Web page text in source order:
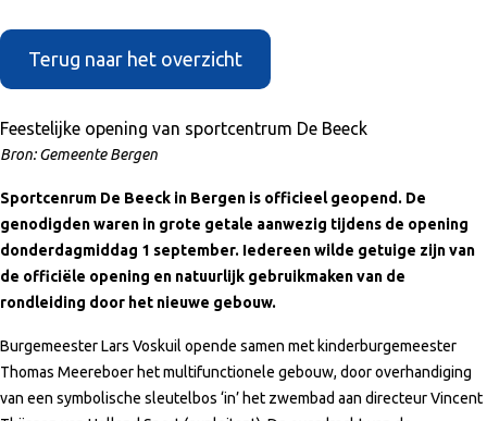
Terug naar het overzicht
Feestelijke opening van sportcentrum De Beeck
Bron: Gemeente Bergen
Sportcenrum De Beeck in Bergen is officieel geopend. De
genodigden waren in grote getale aanwezig tijdens de opening
donderdagmiddag 1 september. Iedereen wilde getuige zijn van
de officiële opening en natuurlijk gebruikmaken van de
rondleiding door het nieuwe gebouw.
Burgemeester Lars Voskuil opende samen met kinderburgemeester
Thomas Meereboer het multifunctionele gebouw, door overhandiging
van een symbolische sleutelbos ‘in’ het zwembad aan directeur Vincent